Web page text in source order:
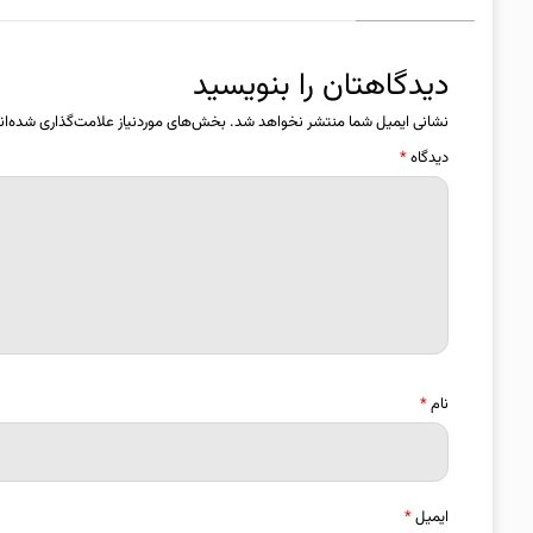
دیدگاهتان را بنویسید
نشانی ایمیل شما منتشر نخواهد شد. بخش‌های موردنیاز علامت‌گذاری
دیدگاه*
نام*
ایمیل*